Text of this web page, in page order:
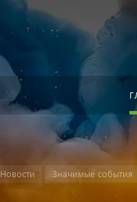
Новости Значимые события